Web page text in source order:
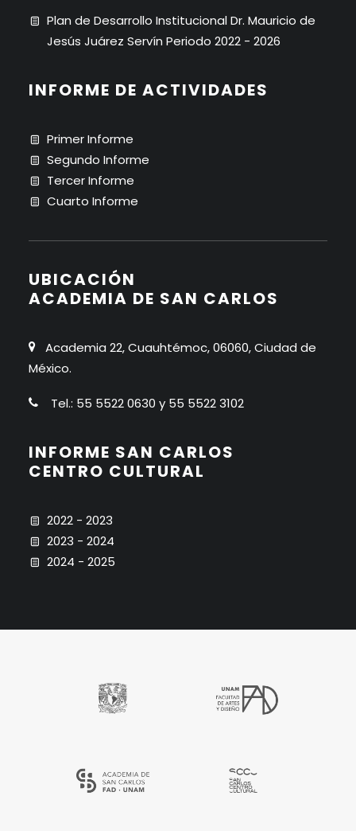
Plan de Desarrollo Institucional Dr. Mauricio de
Jesús Juárez Servín Periodo 2022 - 2026
INFORME DE ACTIVIDADES
Primer Informe
Segundo Informe
Tercer Informe
Cuarto Informe
UBICACIÓN
ACADEMIA DE SAN CARLOS
Academia 22, Cuauhtémoc, 06060, Ciudad de
México.
Tel.: 55 5522 0630 y 55 5522 3102
INFORME SAN CARLOS
CENTRO CULTURAL
2022 - 2023
2023 - 2024
2024 - 2025